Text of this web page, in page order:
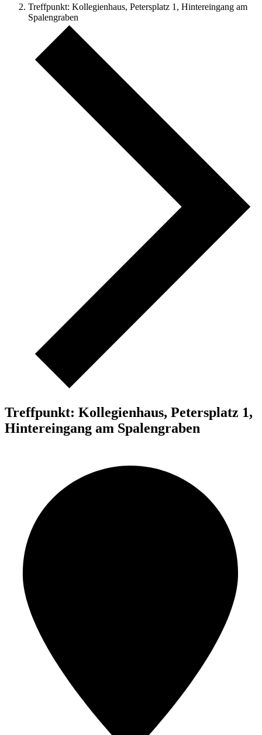
Treffpunkt: Kollegienhaus, Petersplatz 1, Hintereingang am
Spalengraben
Treffpunkt: Kollegienhaus, Petersplatz 1,
Hintereingang am Spalengraben